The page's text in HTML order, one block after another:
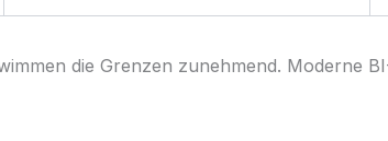
die Grenzen zunehmend. Moderne